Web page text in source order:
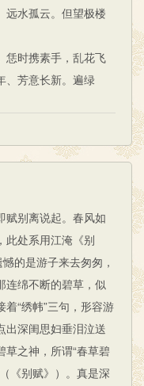
远水孤云。但望极楼
恁时携素手，乱花飞
、芳意长新。遍绿
别离说起。春风如
此处系用江淹《别
的是游子来去匆匆，
连绵不断的碧草，似
“绣帏”三句，形容游
出深闺思妇垂泪泣送
草之神，所谓“春草碧
《别赋》）。真是深